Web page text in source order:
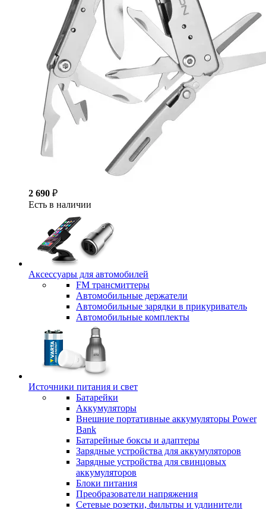
2 690 ₽
Есть в наличии
Аксессуары для автомобилей
FM трансмиттеры
Автомобильные держатели
Автомобильные зарядки в прикуриватель
Автомобильные комплекты
Источники питания и свет
Батарейки
Аккумуляторы
Внешние портативные аккумуляторы Power
Bank
Батарейные боксы и адаптеры
Зарядные устройства для аккумуляторов
Зарядные устройства для свинцовых
аккумуляторов
Блоки питания
Преобразователи напряжения
Сетевые розетки, фильтры и удлинители